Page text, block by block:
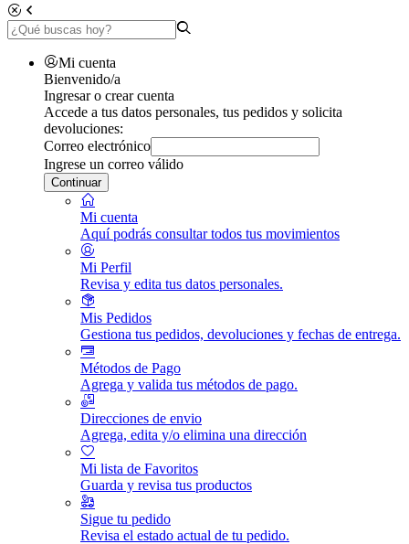
Mi cuenta
Bienvenido/a
Ingresar o crear cuenta
Accede a tus datos personales, tus pedidos y solicita
devoluciones:
Correo electrónico
Ingrese un correo válido
Continuar
Mi cuenta
Aquí podrás consultar todos tus movimientos
Mi Perfil
Revisa y edita tus datos personales.
Mis Pedidos
Gestiona tus pedidos, devoluciones y fechas de entrega.
Métodos de Pago
Agrega y valida tus métodos de pago.
Direcciones de envio
Agrega, edita y/o elimina una dirección
Mi lista de Favoritos
Guarda y revisa tus productos
Sigue tu pedido
Revisa el estado actual de tu pedido.